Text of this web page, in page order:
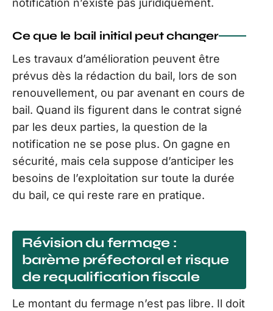
notification n’existe pas juridiquement.
Ce que le bail initial peut changer
Les travaux d’amélioration peuvent être
prévus dès la rédaction du bail, lors de son
renouvellement, ou par avenant en cours de
bail. Quand ils figurent dans le contrat signé
par les deux parties, la question de la
notification ne se pose plus. On gagne en
sécurité, mais cela suppose d’anticiper les
besoins de l’exploitation sur toute la durée
du bail, ce qui reste rare en pratique.
Révision du fermage :
barème préfectoral et risque
de requalification fiscale
Le montant du fermage n’est pas libre. Il doit